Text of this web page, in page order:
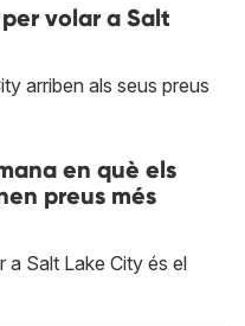
volar a Salt
arriben als seus preus
en què els
preus més
a Salt Lake City és el